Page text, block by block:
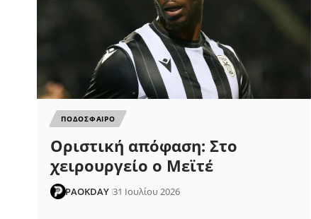
ΠΟΔΟΣΦΑΙΡΟ
Οριστική απόφαση: Στο
χειρουργείο ο Μεϊτέ
PAOKDAY 31 Ιουλίου 2026